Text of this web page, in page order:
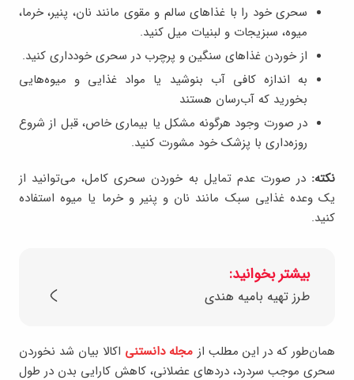
سحری خود را با غذاهای سالم و مقوی مانند نان، پنیر، خرما،
میوه، سبزیجات و لبنیات میل کنید.
از خوردن غذاهای سنگین و پرچرب در سحری خودداری کنید.
به اندازه کافی آب بنوشید یا مواد غذایی و میوه‌هایی
بخورید که آب‌رسان هستند
در صورت وجود هرگونه مشکل یا بیماری خاص، قبل از شروع
روزه‌داری با پزشک خود مشورت کنید.
نکته:در صورت عدم تمایل به خوردن سحری کامل، می‌توانید از
یک وعده غذایی سبک مانند نان و پنیر و خرما یا میوه استفاده
کنید.
بیشتر بخوانید:
طرز تهیه بامیه هندی
همان‌طور که در این مطلب از مجله دانستنی اکالا بیان شد نخوردن
سحری موجب سردرد، دردهای عضلانی، کاهش کارایی بدن در طول